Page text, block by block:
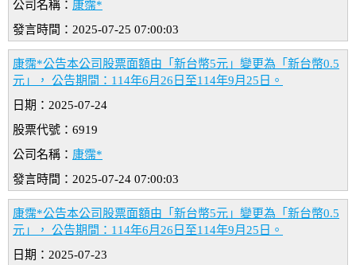
公司名稱： 康霈*
發言時間：2025-07-25 07:00:03
康霈*公告本公司股票面額由「新台幣5元」變更為「新台幣0.5
元」， 公告期間：114年6月26日至114年9月25日。
日期：2025-07-24
股票代號：6919
公司名稱： 康霈*
發言時間：2025-07-24 07:00:03
康霈*公告本公司股票面額由「新台幣5元」變更為「新台幣0.5
元」， 公告期間：114年6月26日至114年9月25日。
日期：2025-07-23